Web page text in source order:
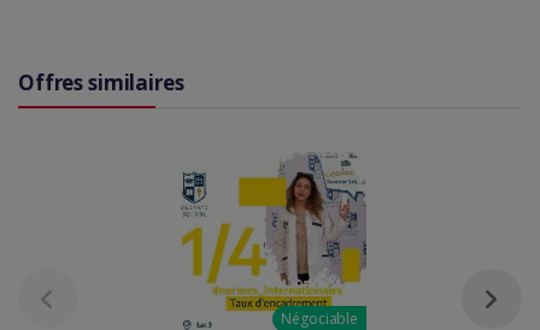
Offres similaires
Négociable